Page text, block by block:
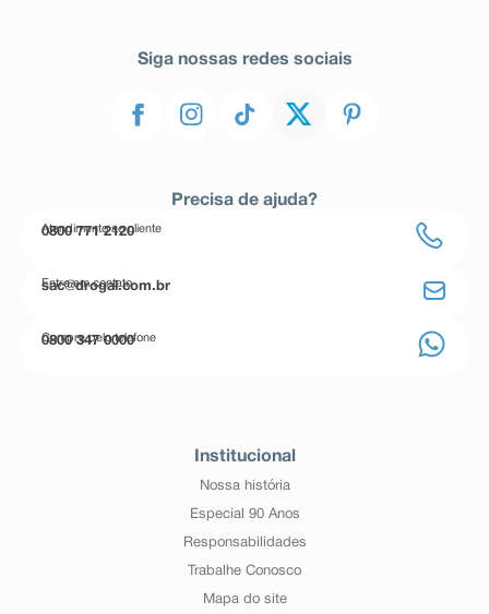
Siga nossas redes sociais
Precisa de ajuda?
Atendimento ao cliente
0800 771 2120
Entre em contato
sac@drogal.com.br
Compre pelo telefone
0800 347 0000
Institucional
Nossa história
Especial 90 Anos
Responsabilidades
Trabalhe Conosco
Mapa do site